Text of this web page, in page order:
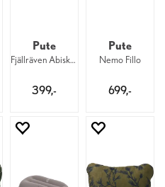
Pute
Fjällräven Abisko Travel Pillow 548
399,-
Pute
Nemo Fillo
699,-